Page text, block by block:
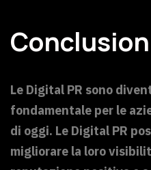
Le Digital PR sono
fondamentale per le
di oggi. Le Digital PR
migliorare la loro